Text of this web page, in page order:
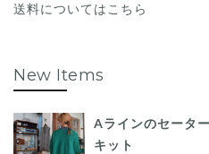
送料についてはこちら
New Items
Aラインのセータ
キット